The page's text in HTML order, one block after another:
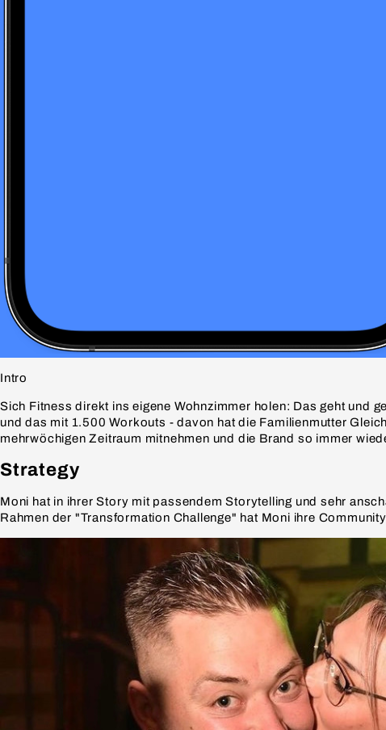
Intro
Sich Fitness direkt ins eigene Wohnzimmer holen: Das geht und
und das mit 1.500 Workouts - davon hat die Familienmutter
mehrwöchigen Zeitraum mitnehmen und die Brand so immer
Strategy
Moni hat in ihrer Story mit passendem Storytelling und sehr
Rahmen der "Transformation Challenge" hat Moni ihre